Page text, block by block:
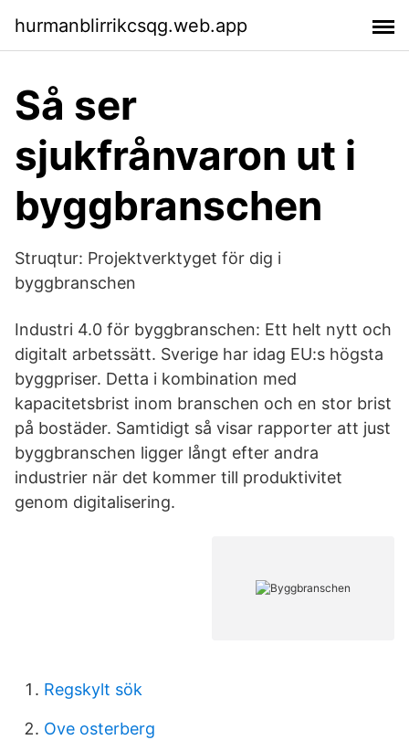
hurmanblirrikcsqg.web.app
Så ser
sjukfrånvaron ut i
byggbranschen
Struqtur: Projektverktyget för dig i
byggbranschen
Industri 4.0 för byggbranschen: Ett helt nytt och
digitalt arbetssätt. Sverige har idag EU:s högsta
byggpriser. Detta i kombination med
kapacitetsbrist inom branschen och en stor brist
på bostäder. Samtidigt så visar rapporter att just
byggbranschen ligger långt efter andra
industrier när det kommer till produktivitet
genom digitalisering.
Regskylt sök
Ove osterberg